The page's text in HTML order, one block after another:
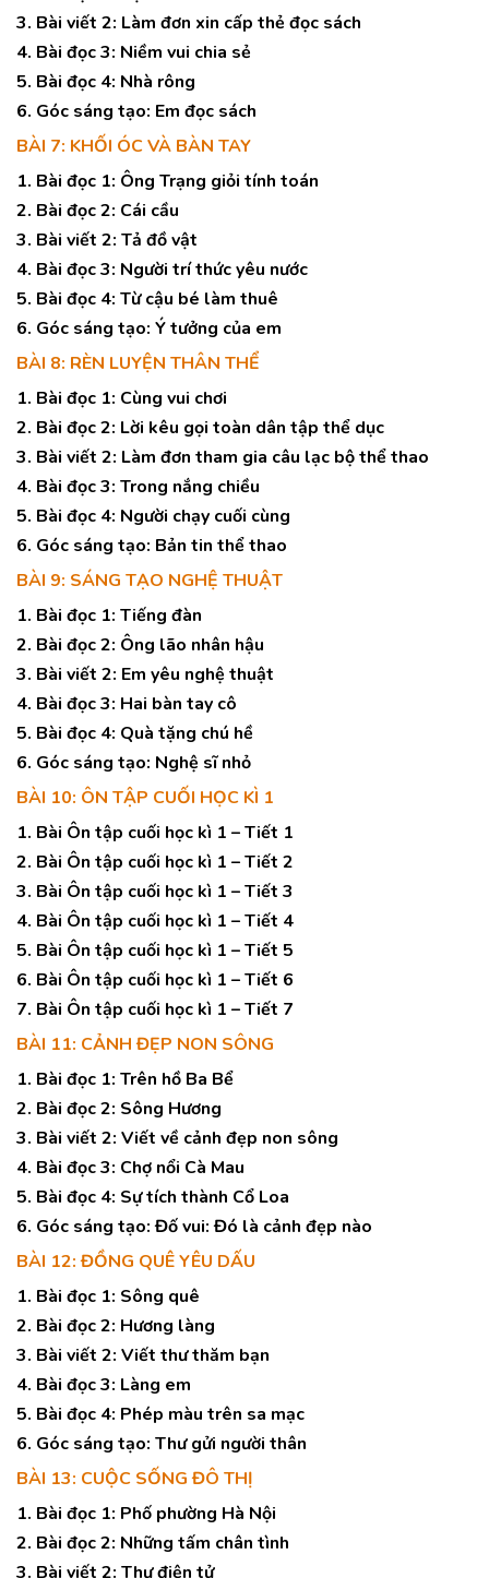
3. Bài viết 2: Làm đơn xin cấp thẻ đọc sách
4. Bài đọc 3: Niềm vui chia sẻ
5. Bài đọc 4: Nhà rông
6. Góc sáng tạo: Em đọc sách
BÀI 7: KHỐI ÓC VÀ BÀN TAY
1. Bài đọc 1: Ông Trạng giỏi tính toán
2. Bài đọc 2: Cái cầu
3. Bài viết 2: Tả đồ vật
4. Bài đọc 3: Người trí thức yêu nước
5. Bài đọc 4: Từ cậu bé làm thuê
6. Góc sáng tạo: Ý tưởng của em
BÀI 8: RÈN LUYỆN THÂN THỂ
1. Bài đọc 1: Cùng vui chơi
2. Bài đọc 2: Lời kêu gọi toàn dân tập thể dục
3. Bài viết 2: Làm đơn tham gia câu lạc bộ thể thao
4. Bài đọc 3: Trong nắng chiều
5. Bài đọc 4: Người chạy cuối cùng
6. Góc sáng tạo: Bản tin thể thao
BÀI 9: SÁNG TẠO NGHỆ THUẬT
1. Bài đọc 1: Tiếng đàn
2. Bài đọc 2: Ông lão nhân hậu
3. Bài viết 2: Em yêu nghệ thuật
4. Bài đọc 3: Hai bàn tay cô
5. Bài đọc 4: Quà tặng chú hề
6. Góc sáng tạo: Nghệ sĩ nhỏ
BÀI 10: ÔN TẬP CUỐI HỌC KÌ 1
1. Bài Ôn tập cuối học kì 1 – Tiết 1
2. Bài Ôn tập cuối học kì 1 – Tiết 2
3. Bài Ôn tập cuối học kì 1 – Tiết 3
4. Bài Ôn tập cuối học kì 1 – Tiết 4
5. Bài Ôn tập cuối học kì 1 – Tiết 5
6. Bài Ôn tập cuối học kì 1 – Tiết 6
7. Bài Ôn tập cuối học kì 1 – Tiết 7
BÀI 11: CẢNH ĐẸP NON SÔNG
1. Bài đọc 1: Trên hồ Ba Bể
2. Bài đọc 2: Sông Hương
3. Bài viết 2: Viết về cảnh đẹp non sông
4. Bài đọc 3: Chợ nổi Cà Mau
5. Bài đọc 4: Sự tích thành Cổ Loa
6. Góc sáng tạo: Đố vui: Đó là cảnh đẹp nào
BÀI 12: ĐỒNG QUÊ YÊU DẤU
1. Bài đọc 1: Sông quê
2. Bài đọc 2: Hương làng
3. Bài viết 2: Viết thư thăm bạn
4. Bài đọc 3: Làng em
5. Bài đọc 4: Phép màu trên sa mạc
6. Góc sáng tạo: Thư gửi người thân
BÀI 13: CUỘC SỐNG ĐÔ THỊ
1. Bài đọc 1: Phố phường Hà Nội
2. Bài đọc 2: Những tấm chân tình
3. Bài viết 2: Thư điện tử